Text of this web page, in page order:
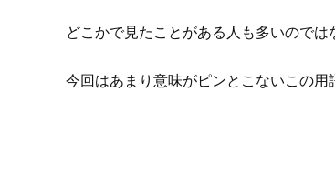
どこかで見たことがある人も多いのでは
今回はあまり意味がピンとこないこの用